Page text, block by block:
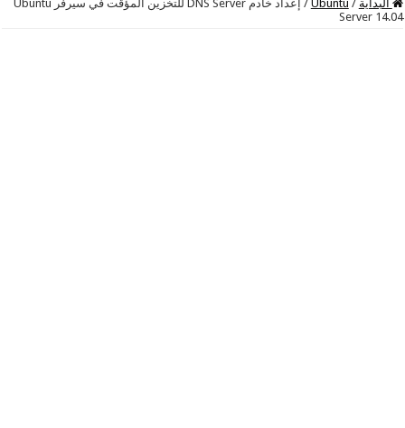
البداية /
Ubuntu
/
إعداد خادم DNS Server للتخزين المؤقت في سيرفر Ubuntu
Server 14.04